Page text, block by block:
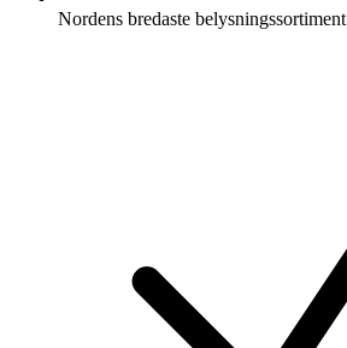
Nordens bredaste belysningssortiment